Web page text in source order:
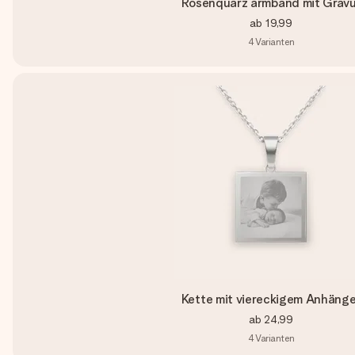
ab 19,99
4Varianten
Kette mit viereckigem
ab 24,99
4Varianten